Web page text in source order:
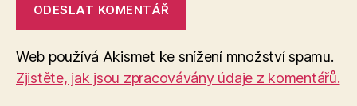
Web používá Akismet ke snížení množství spamu.
Zjistěte, jak jsou zpracovávány údaje z komentářů.